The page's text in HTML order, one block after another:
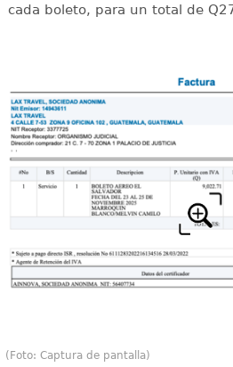
cada boleto, para un total de
(Foto: Captura de pantalla)